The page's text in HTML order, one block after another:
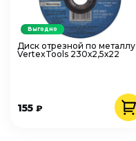
Диск отрезной по металлу
VertexTools 230х2,5х22
155 ₽
Выгодно